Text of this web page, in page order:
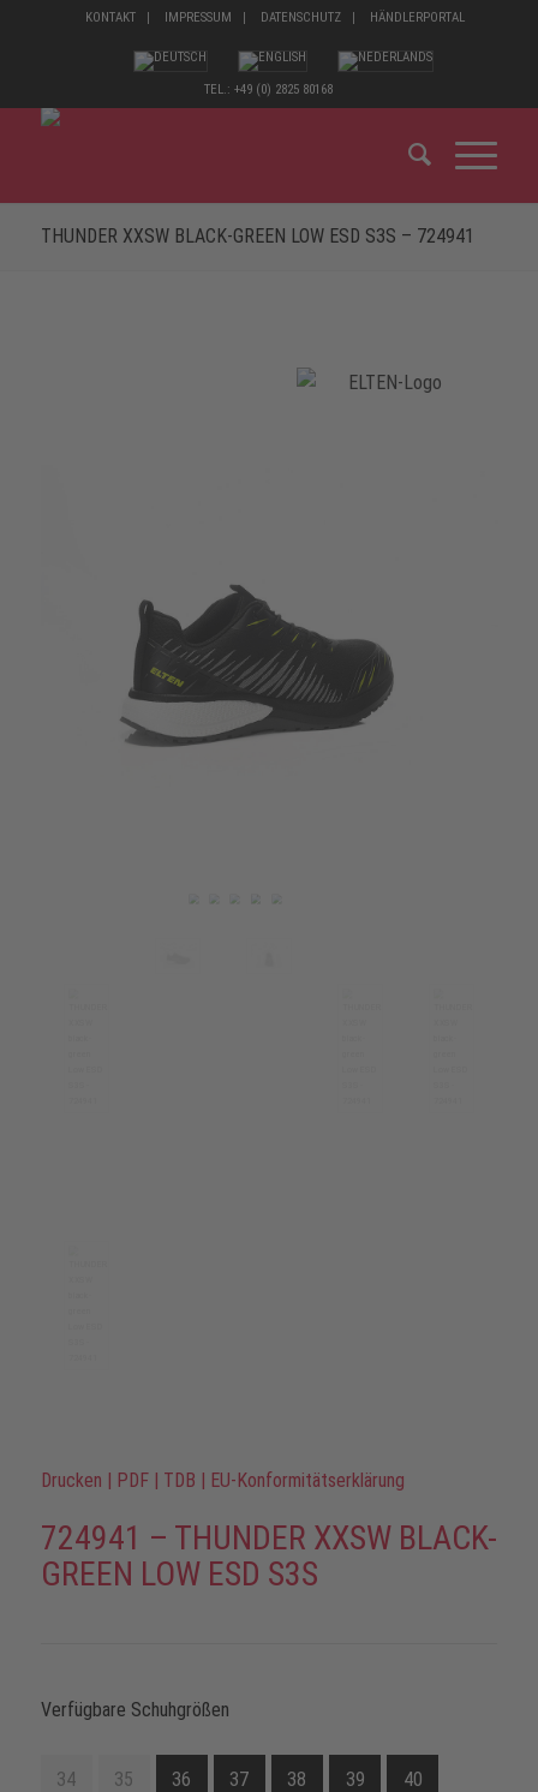
KONTAKT IMPRESSUM DATENSCHUTZ HÄNDLERPORTAL
TEL.: +49 (0) 2825 80168
THUNDER XXSW BLACK-GREEN LOW ESD S3S – 724941
Drucken | PDF | TDB | EU-Konformitätserklärung
724941 – THUNDER XXSW BLACK-
GREEN LOW ESD S3S
Verfügbare Schuhgrößen
34 35 36 37 38 39 40